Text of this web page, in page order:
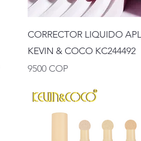
CORRECTOR LIQUIDO
KEVIN & COCO KC244492
Precio
9500 COP